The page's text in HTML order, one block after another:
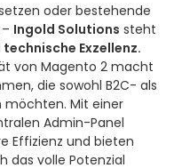
oder bestehende
Ingold Solutions steht
Exzellenz.
von Magento 2 macht
die sowohl B2C- als
möchten. Mit einer
Admin-Panel
Effizienz und bieten
das volle Potenzial